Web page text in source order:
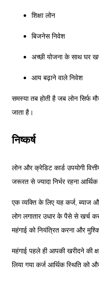
शिक्षा लोन
बिजनेस निवेश
अच्छी योजना के साथ घर
आय बढ़ाने वाले निवेश
समस्या तब होती है जब लोन सिर्फ
जाता है।
निष्कर्ष
लोन और क्रेडिट कार्ड उपयोगी
जरूरत से ज्यादा निर्भर रहना
एक व्यक्ति के लिए यह कर्ज, ब्याज
लोग लगातार उधार के पैसे से खर्च
महंगाई को नियंत्रित करना और
महंगाई पहले ही आपकी खरीदने की
लिया गया कर्ज आर्थिक स्थिति को